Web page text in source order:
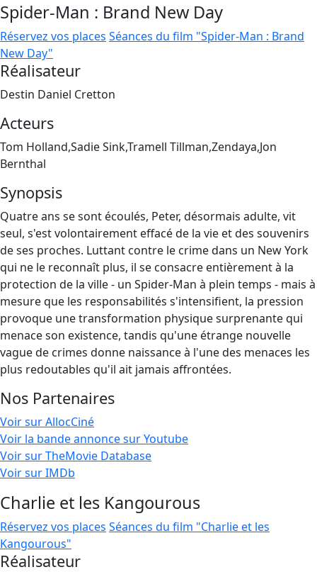
Spider-Man : Brand New Day
Réservez vos places Séances du film "Spider-Man : Brand
New Day"
Réalisateur
Destin Daniel Cretton
Acteurs
Tom Holland,Sadie Sink,Tramell Tillman,Zendaya,Jon
Bernthal
Synopsis
Quatre ans se sont écoulés, Peter, désormais adulte, vit
seul, s'est volontairement effacé de la vie et des souvenirs
de ses proches. Luttant contre le crime dans un New York
qui ne le reconnaît plus, il se consacre entièrement à la
protection de la ville - un Spider-Man à plein temps - mais à
mesure que les responsabilités s'intensifient, la pression
provoque une transformation physique surprenante qui
menace son existence, tandis qu'une étrange nouvelle
vague de crimes donne naissance à l'une des menaces les
plus redoutables qu'il ait jamais affrontées.
Nos Partenaires
Voir sur AllocCiné
Voir la bande annonce sur Youtube
Voir sur TheMovie Database
Voir sur IMDb
Charlie et les Kangourous
Réservez vos places Séances du film "Charlie et les
Kangourous"
Réalisateur